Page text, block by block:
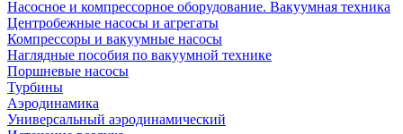
Насосное и компрессорное оборудование. Вакуумная техника
Центробежные насосы и агрегаты
Компрессоры и вакуумные насосы
Наглядные пособия по вакуумной технике
Поршневые насосы
Турбины
Аэродинамика
Универсальный аэродинамический